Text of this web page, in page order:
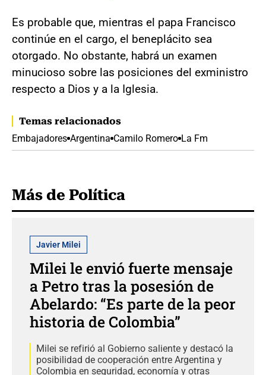
Es probable que, mientras el papa Francisco
continúe en el cargo, el beneplácito sea
otorgado. No obstante, habrá un examen
minucioso sobre las posiciones del exministro
respecto a Dios y a la Iglesia.
Temas relacionados
Embajadores Argentina Camilo Romero La Fm
Más de Política
Javier Milei
Milei le envió fuerte mensaje
a Petro tras la posesión de
Abelardo: “Es parte de la peor
historia de Colombia”
Milei se refirió al Gobierno saliente y destacó la
posibilidad de cooperación entre Argentina y
Colombia en seguridad, economía y otras